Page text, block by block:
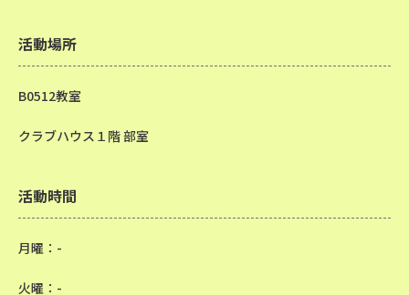
活動場所
B0512教室
クラブハウス１階 部室
活動時間
月曜：-
火曜：-